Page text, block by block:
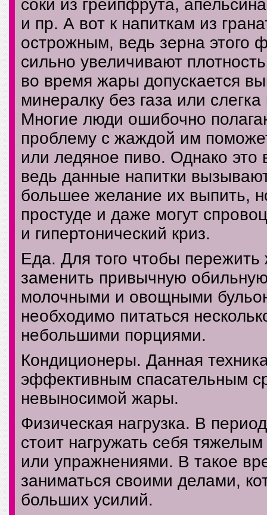
соки из грейпфрута,
и пр. А вот к напиткам из
острожным, ведь зерна этого
сильно увеличивают
во время жары допускается
минералку без газа или
Многие люди ошибочно
проблему с жаждой им
или ледяное пиво. Однако это
ведь данные напитки
большее желание их выпить,
простуде и даже могут
и гипертонический криз.
Еда. Для того чтобы пережить
заменить привычную
молочными и овощными
необходимо питаться
небольшими порциями.
Кондиционеры. Данная
эффективным спасательным
невыносимой жары.
Физическая нагрузка. В
стоит нагружать себя
или упражнениями. В такое
заниматься своими делами,
больших усилий.